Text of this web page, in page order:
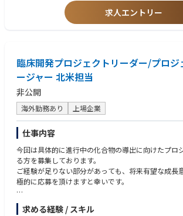
求人エントリー
臨床開発プロジェクトリーダー/プロジ
ージャー 北米担当
非公開
海外勤務あり 上場企業
仕事内容
今回は具体的に進行中の化合物の導出に向けたプロ
る方を募集しております。
ご経験が足りない部分があっても、将来有望な成長
極的に応募を頂けますと幸いです。
がん領域を重点として以下業務をお願いします
求める経験 / スキル